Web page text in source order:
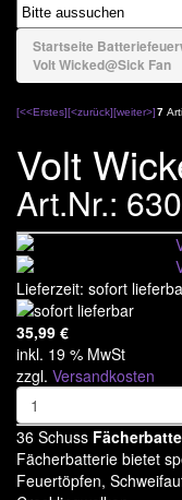
Bengale & Rauch
Bühnenfeuerwerk
Batteriefeuerwerk
El Gato
Funke - Argento
FWS Fireworks
Jorge
Lesli - Zena
Magnum Feuerwerk
Nico
Pyrogenie
Riakeo
Startseite
Volt Wicked@Sick Fan
[<<Erstes][<zurück][weiter>]7
Volt
Art.Nr.:
Lieferzeit: sofort
35,99 €
inkl. 19 % MwSt
zzgl. Versandkosten
36 Schuss
Fächerbatterie bietet
Feuertöpfen,